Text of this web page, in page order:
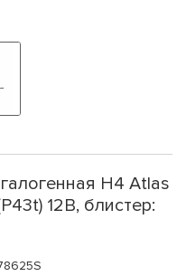
H4 Atlas
12В, блистер: